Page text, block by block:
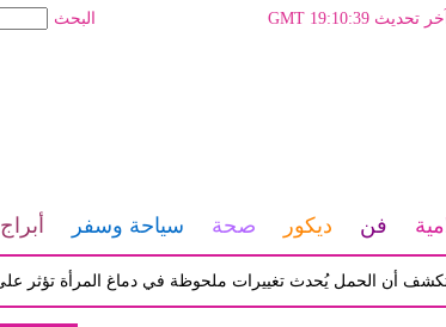
البحث آخر تحديث GMT 19:10:39
فن ديكور صحة سياحة وسفر أبراج
الحمل يُحدث تغييرات ملحوظة في دماغ المرأة تؤثر على